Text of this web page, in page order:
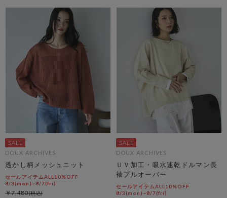
DOUX ARCHIVES
透かし柄メッシュニット
セールアイテムALL10%OFF
8/3(mon)~8/7(fri)
￥7,480
DOUX ARCHIVES
ＵＶ加工・吸水速乾ドルマン長
袖プルオーバー
セールアイテムALL10%OFF
8/3(mon)~8/7(fri)